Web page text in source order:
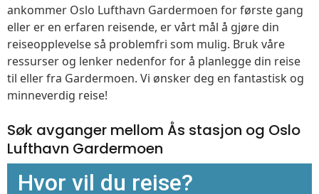
ankommer Oslo Lufthavn Gardermoen for første gang
eller er en erfaren reisende, er vårt mål å gjøre din
reiseopplevelse så problemfri som mulig. Bruk våre
ressurser og lenker nedenfor for å planlegge din reise
til eller fra Gardermoen. Vi ønsker deg en fantastisk og
minneverdig reise!
Søk avganger mellom Ås stasjon og Oslo
Lufthavn Gardermoen
Hvor vil du reise?